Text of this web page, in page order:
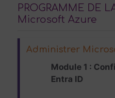
PROGRAMME DE
Microsoft Azure
Administrer
Module 1 :
Entra ID